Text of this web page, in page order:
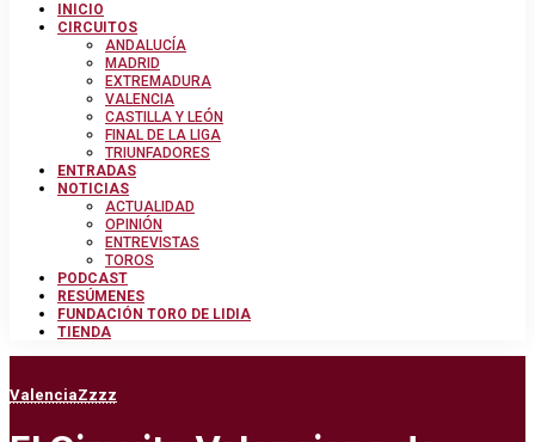
INICIO
CIRCUITOS
ANDALUCÍA
MADRID
EXTREMADURA
VALENCIA
CASTILLA Y LEÓN
FINAL DE LA LIGA
TRIUNFADORES
ENTRADAS
NOTICIAS
ACTUALIDAD
OPINIÓN
ENTREVISTAS
TOROS
PODCAST
RESÚMENES
FUNDACIÓN TORO DE LIDIA
TIENDA
ValenciaZzzz